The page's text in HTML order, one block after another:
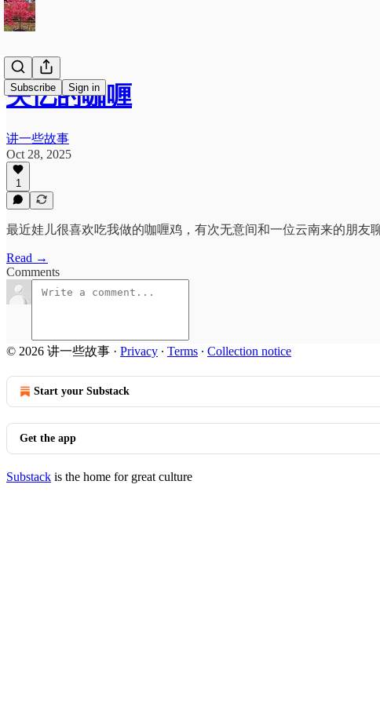
Subscribe Sign in
失忆的咖喱
讲一些故事
Oct 28, 2025
1
最近娃儿很喜欢吃我做的咖喱鸡，有次无意间和一位云南来的朋友
Read →
Comments
© 2026 讲一些故事 · Privacy ∙ Terms ∙ Collection notice
Start your Substack
Get the app
Substack is the home for great culture